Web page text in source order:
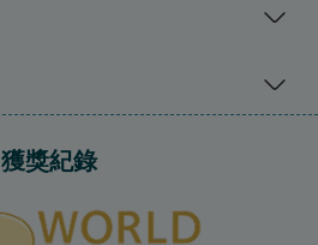
獲獎紀錄